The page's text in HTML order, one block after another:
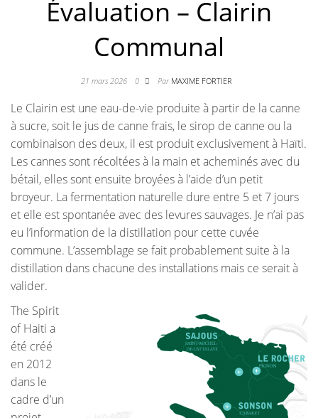
Évaluation – Clairin
Communal
21 mars 2026 0 Par MAXIME FORTIER
Le Clairin est une eau-de-vie produite à partir de la canne
à sucre, soit le jus de canne frais, le sirop de canne ou la
combinaison des deux, il est produit exclusivement à Haïti.
Les cannes sont récoltées à la main et acheminés avec du
bétail, elles sont ensuite broyées à l’aide d’un petit
broyeur. La fermentation naturelle dure entre 5 et 7 jours
et elle est spontanée avec des levures sauvages. Je n’ai pas
eu l’information de la distillation pour cette cuvée
commune. L’assemblage se fait probablement suite à la
distillation dans chacune des installations mais ce serait à
valider.
The Spirit
of Haiti a
été créé
en 2012
dans le
cadre d’un